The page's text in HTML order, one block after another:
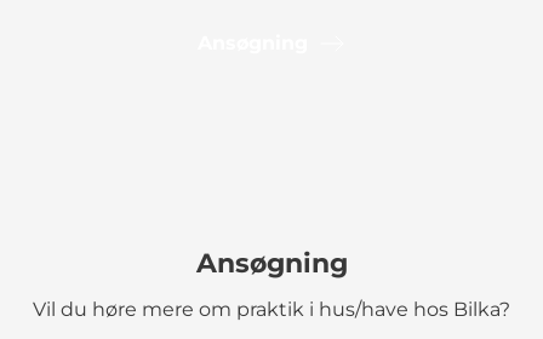
Ansøgning
Vil du høre mere om praktik i hus/have hos Bilka?